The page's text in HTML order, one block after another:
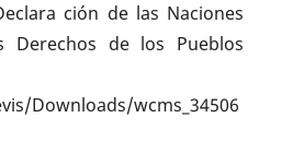
ción de las Naciones
Derechos de los Pueblos
Downloads/wcms_34506